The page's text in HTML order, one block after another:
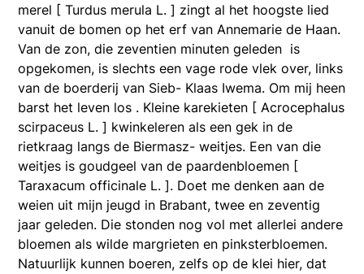
merel [ Turdus merula L. ] zingt al het hoogste lied
vanuit de bomen op het erf van Annemarie de Haan.
Van de zon, die zeventien minuten geleden is
opgekomen, is slechts een vage rode vlek over, links
van de boerderij van Sieb- Klaas Iwema. Om mij heen
barst het leven los . Kleine karekieten [ Acrocephalus
scirpaceus L. ] kwinkeleren als een gek in de
rietkraag langs de Biermasz- weitjes. Een van die
weitjes is goudgeel van de paardenbloemen [
Taraxacum officinale L. ]. Doet me denken aan de
weien uit mijn jeugd in Brabant, twee en zeventig
jaar geleden. Die stonden nog vol met allerlei andere
bloemen als wilde margrieten en pinksterbloemen.
Natuurlijk kunnen boeren, zelfs op de klei hier, dat